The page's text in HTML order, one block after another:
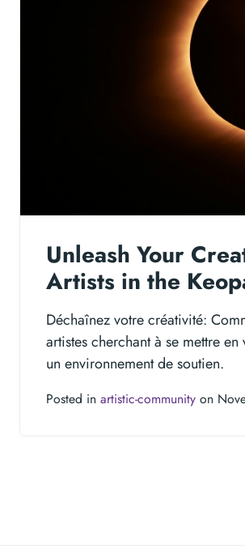
Unleash Your
Artists in the
Déchaînez votre créativité:
artistes cherchant à se mettre
un environnement de soutien.
Posted in artistic-community on